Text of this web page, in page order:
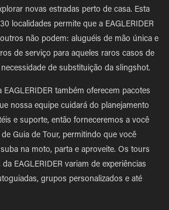
novas estradas perto de casa. Esta
localidades permite que a EAGLERIDER
não podem: aluguéis de mão única e
de serviço para aqueles raros casos de
de substituição da slingshot.
EAGLERIDER também oferecem pacotes
nossa equipe cuidará do planejamento
e suporte, então forneceremos a você
Guia de Tour, permitindo que você
na moto, parta e aproveite. Os tours
EAGLERIDER variam de experiências
grupos personalizados e até